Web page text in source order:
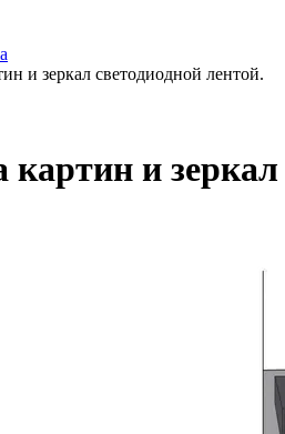
и зеркал светодиодной лентой.
картин и